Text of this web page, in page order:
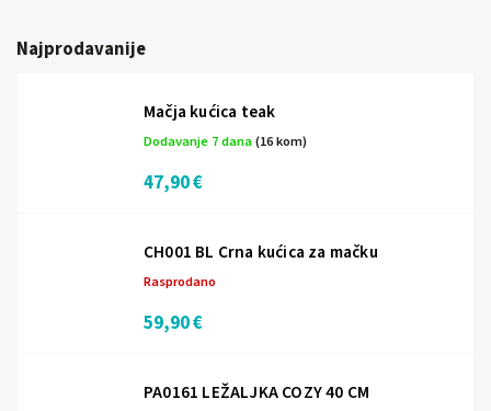
Najprodavanije
Mačja kućica teak
Dodavanje 7 dana(16 kom)
47,90 €
CH001 BL Crna kućica za mačku
Rasprodano
59,90 €
PA0161 LEŽALJKA COZY 40 CM